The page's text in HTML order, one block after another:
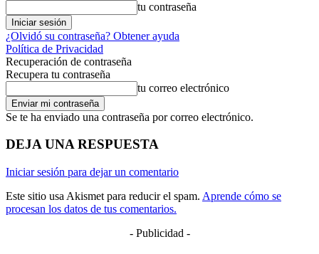
tu contraseña
¿Olvidó su contraseña? Obtener ayuda
Política de Privacidad
Recuperación de contraseña
Recupera tu contraseña
tu correo electrónico
Se te ha enviado una contraseña por correo electrónico.
DEJA UNA RESPUESTA
Iniciar sesión para dejar un comentario
Este sitio usa Akismet para reducir el spam. Aprende cómo se
procesan los datos de tus comentarios.
- Publicidad -